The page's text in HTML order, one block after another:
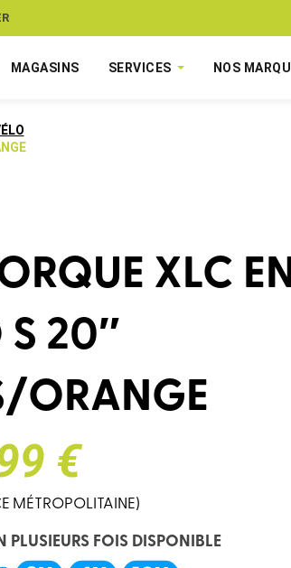
MAGASINS SERVICES NOS
XLC
S 20″
ORANGE
€
MÉTROPOLITAINE)
PLUSIEURS FOIS DISPONIBLE